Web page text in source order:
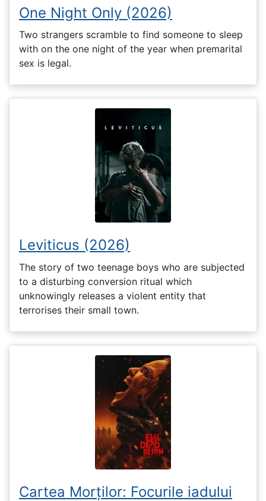
One Night Only (2026)
Two strangers scramble to find someone to sleep
with on the one night of the year when premarital
sex is legal.
Leviticus (2026)
The story of two teenage boys who are subjected
to a disturbing conversion ritual which
unknowingly releases a violent entity that
terrorises their small town.
Cartea Morților: Focurile iadului